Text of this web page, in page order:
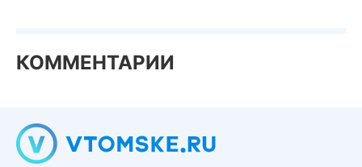
КОММЕНТАРИИ